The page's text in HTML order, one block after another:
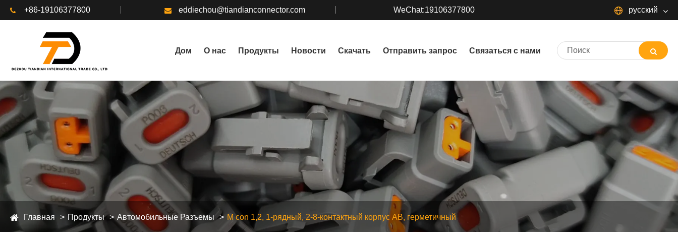
+86-19106377800 eddiechou@tiandianconnector.com WeChat:19106377800 русский
Дом О нас Продукты Новости Скачать Отправить запрос Связаться с нами
Главная Продукты Автомобильные Разъемы M con 1,2, 1-рядный, 2-8-контактный корпус AB, герметичный